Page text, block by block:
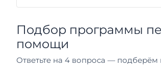
Подбор программы
помощи
Ответьте на 4 вопроса — подберём